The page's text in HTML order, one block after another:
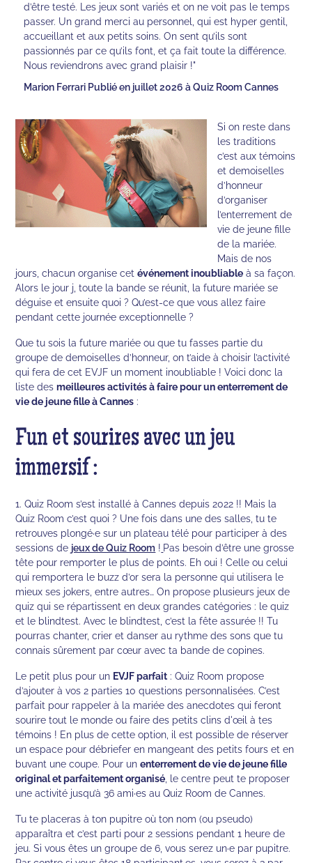
d’être testé. Les jeux sont variés et on ne voit pas le temps
passer. Un grand merci au personnel, qui est hyper gentil,
accueillant et aux petits soins. On sent qu’ils sont
passionnés par ce qu’ils font, et ça fait toute la différence.
Nous reviendrons avec grand plaisir !"
Marion Ferrari Publié en juillet 2026 à Quiz Room Cannes
Si on reste dans
les traditions
c’est aux témoins
et demoiselles
d’honneur
d’organiser
l’enterrement de
vie de jeune fille
de la mariée.
Mais de nos
jours, chacun organise cetévénement inoubliable à sa façon.
Alors le jour j, toute la bande se réunit, la future mariée se
déguise et ensuite quoi ? Qu’est-ce que vous allez faire
pendant cette journée exceptionnelle ?
Que tu sois la future mariée ou que tu fasses partie du
groupe de demoiselles d’honneur, on t’aide à choisir l’activité
qui fera de cet EVJF un moment inoubliable ! Voici donc la
liste desmeilleures activités à faire pour un enterrement de
vie de jeune fille à Cannes :
Fun et sourires avec un jeu
immersif :
1. Quiz Room s’est installé à Cannes depuis 2022 !! Mais la
Quiz Room c’est quoi ? Une fois dans une des salles, tu te
retrouves plongé·e sur un plateau télé pour participer à des
sessions de jeux de Quiz Room ! Pas besoin d’être une grosse
tête pour remporter le plus de points. Eh oui ! Celle ou celui
qui remportera le buzz d’or sera la personne qui utilisera le
mieux ses jokers, entre autres… On propose plusieurs jeux de
quiz qui se répartissent en deux grandes catégories : le quiz
et le blindtest. Avec le blindtest, c’est la fête assurée !! Tu
pourras chanter, crier et danser au rythme des sons que tu
connais sûrement par cœur avec ta bande de copines.
Le petit plus pour un EVJF parfait : Quiz Room propose
d’ajouter à vos 2 parties 10 questions personnalisées. C’est
parfait pour rappeler à la mariée des anecdotes qui feront
sourire tout le monde ou faire des petits clins d'œil à tes
témoins ! En plus de cette option, il est possible de réserver
un espace pour débriefer en mangeant des petits fours et en
buvant une coupe. Pour unenterrement de vie de jeune fille
original et parfaitement organisé , le centre peut te proposer
une activité jusqu’à 36 ami·es au Quiz Room de Cannes.
Tu te placeras à ton pupitre où ton nom (ou pseudo)
apparaîtra et c’est parti pour 2 sessions pendant 1 heure de
jeu. Si vous êtes un groupe de 6, vous serez un·e par pupitre.